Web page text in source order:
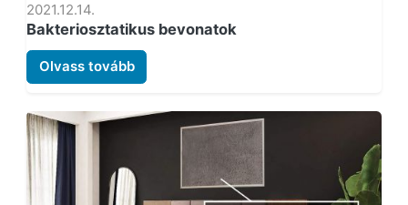
2021.12.14.
Bakteriosztatikus bevonatok
Olvass tovább